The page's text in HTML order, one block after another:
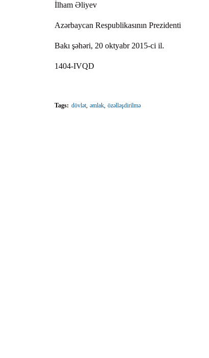
İlham Əliyev
Azərbaycan Respublikasının Prezidenti
Bakı şəhəri, 20 oktyabr 2015-ci il.
1404-IVQD
Tags: dövlət əmlak özəlləşdirilmə